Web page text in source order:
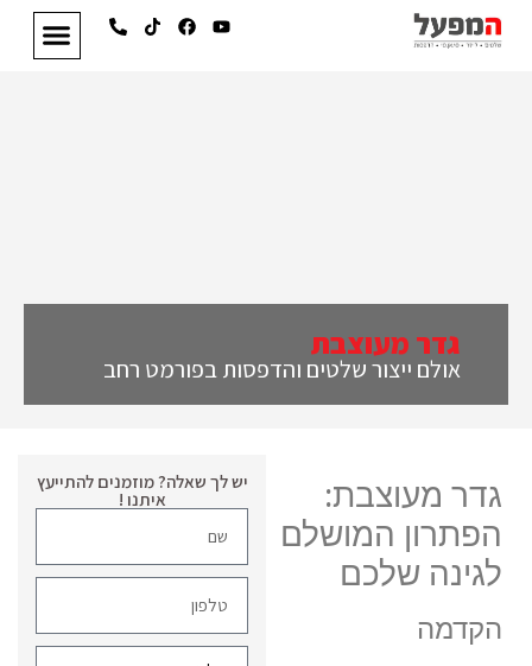
גדר מעוצבת
אולם ייצור שלטים והדפסות בפורמט רחב
גדר מעוצבת:
הפתרון המושלם
לגינה שלכם
הקדמה
יש לך שאלה? מוזמנים להתייעץ
איתנו !